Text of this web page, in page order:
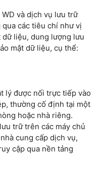
và dịch vụ lưu trữ
các tiêu chí như vị
liệu, dung lượng lưu
mật dữ liệu, cụ thể:
lý được nối trực tiếp vào
thường cố định tại một
hoặc nhà riêng.
trữ trên các máy chủ
cung cấp dịch vụ,
cập qua nền tảng